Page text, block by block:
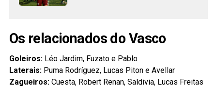
Os relacionados do Vasco
Goleiros:Léo Jardim, Fuzato e Pablo
Laterais:Puma Rodríguez, Lucas Piton e Avellar
Zagueiros:Cuesta, Robert Renan, Saldivia, Lucas Freitas